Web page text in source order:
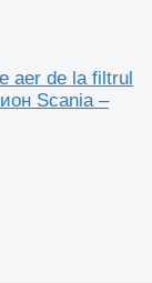
aer de la filtrul
Scania –